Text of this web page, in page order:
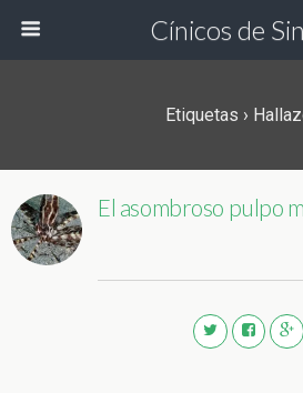
Cínicos de
Etiquetas ›
El asombroso pulpo